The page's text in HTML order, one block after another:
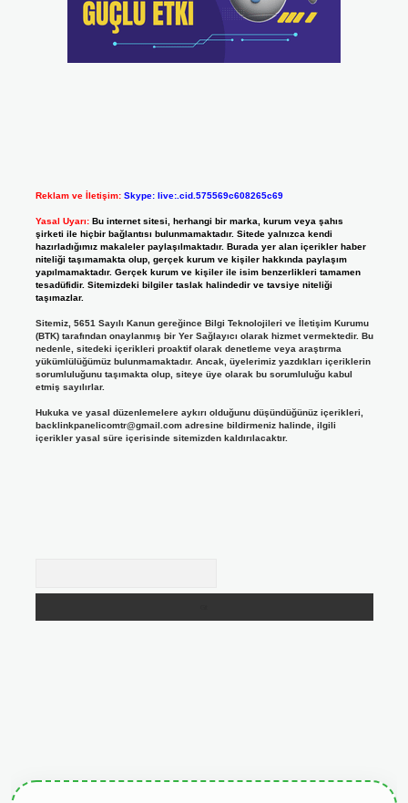
Reklam ve İletişim: Skype: live:.cid.575569c608265c69
Yasal Uyarı: Bu internet sitesi, herhangi bir marka, kurum veya şahıs
şirketi ile hiçbir bağlantısı bulunmamaktadır. Sitede yalnızca kendi
hazırladığımız makaleler paylaşılmaktadır. Burada yer alan içerikler haber
niteliği taşımamakta olup, gerçek kurum ve kişiler hakkında paylaşım
yapılmamaktadır. Gerçek kurum ve kişiler ile isim benzerlikleri tamamen
tesadüfidir. Sitemizdeki bilgiler taslak halindedir ve tavsiye niteliği
taşımazlar.
Sitemiz, 5651 Sayılı Kanun gereğince Bilgi Teknolojileri ve İletişim Kurumu
(BTK) tarafından onaylanmış bir Yer Sağlayıcı olarak hizmet vermektedir. Bu
nedenle, sitedeki içerikleri proaktif olarak denetleme veya araştırma
yükümlülüğümüz bulunmamaktadır. Ancak, üyelerimiz yazdıkları içeriklerin
sorumluluğunu taşımakta olup, siteye üye olarak bu sorumluluğu kabul
etmiş sayılırlar.
Hukuka ve yasal düzenlemelere aykırı olduğunu düşündüğünüz içerikleri,
backlinkpanelicomtr@gmail.comadresine bildirmeniz halinde, ilgili
içerikler yasal süre içerisinde sitemizden kaldırılacaktır.